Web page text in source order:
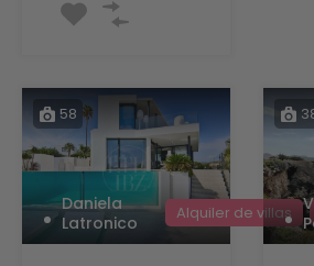
58
Daniela
Latronico
Alquiler de villas